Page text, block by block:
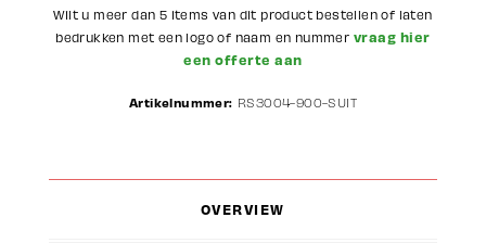
Wilt u meer dan 5 items van dit product bestellen of laten
bedrukken met een logo of naam en nummer vraag hier
een offerte aan
Artikelnummer: RS3004-900-SUIT
OVERVIEW